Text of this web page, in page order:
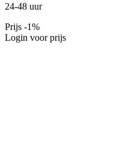
24-48 uur
Prijs -1%
Login voor prijs